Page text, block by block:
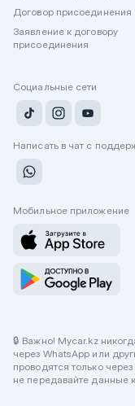
Договор присоединения
Заявление к договору
присоединения
Социальные сети
Написать в чат с
Мобильное приложение
🔒 Важно! Mycar.kz
через WhatsApp или
проводятся только
не передавайте данные